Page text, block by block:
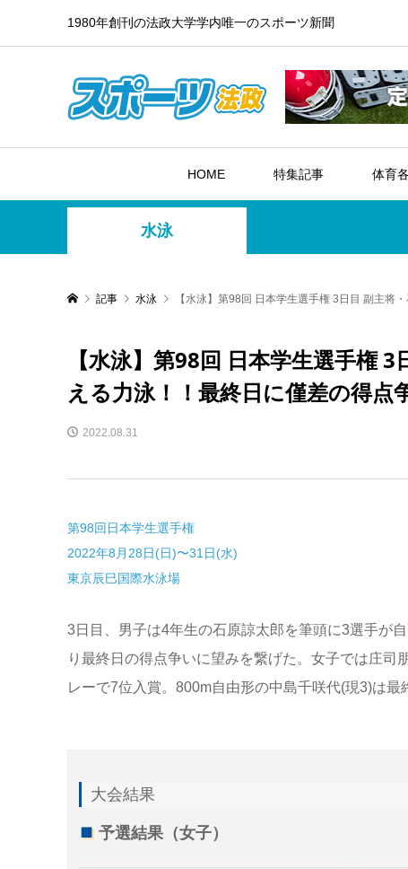
1980年創刊の法政大学学内唯一のスポーツ新聞
HOME 特集記事 体育
水泳
記事 水泳 【水泳】第98回 日本学生選手権 3日目 副主将
【水泳】第98回 日本学生選手権
える力泳！！最終日に僅差の得
2022.08.31
第98回日本学生選手権
2022年8月28日(日)〜31日(水)
東京辰巳国際水泳場
3日目、男子は4年生の石原諒太郎を筆頭に3選手が
り最終日の得点争いに望みを繋げた。女子では庄司
レーで7位入賞。800m自由形の中島千咲代(現3)は最
大会結果
予選結果（女子）